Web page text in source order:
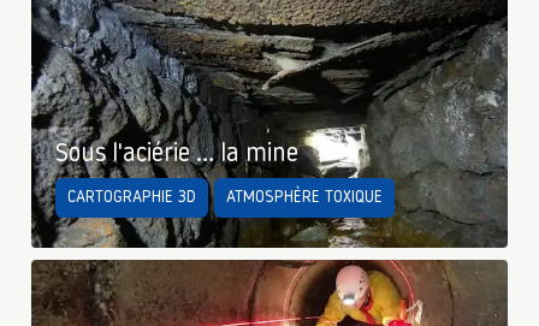
Sous l'aciérie … la mine
CARTOGRAPHIE 3D ATMOSPHÈRE TOXIQUE